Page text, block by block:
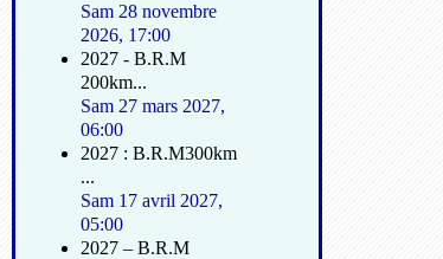
Sam 28 novembre
2026, 17:00
2027 - B.R.M
200km...
Sam 27 mars 2027,
06:00
2027 : B.R.M300km
...
Sam 17 avril 2027,
05:00
2027 – B.R.M